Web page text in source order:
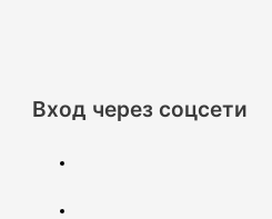
Вход через соцсети